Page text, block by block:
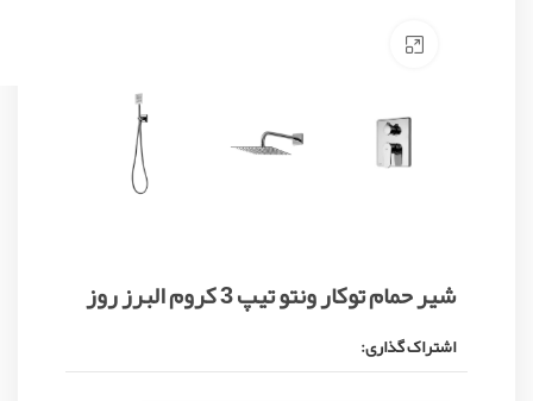
شیر حمام توکار ونتو تیپ 3 کروم البرز روز
اشتراک گذاری: